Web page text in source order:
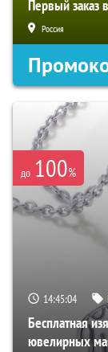
Первый заказ
Россия
до 100%
14:45:03
Бесплатная
ювелирных